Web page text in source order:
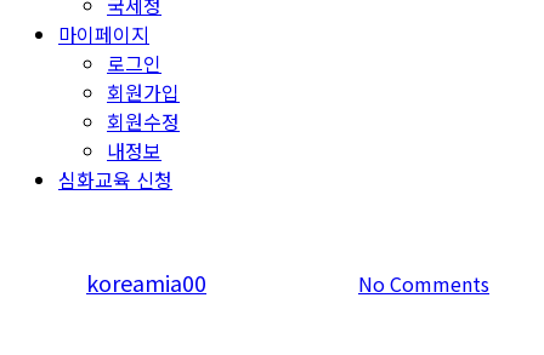
마이페이지
로그인
회원가입
회원수정
내정보
심화교육 신청
koreamia00 No Comments